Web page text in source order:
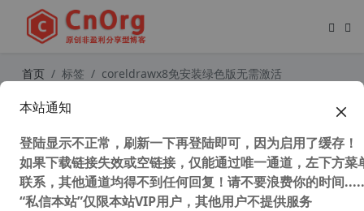
首页 标签 coreldrawx8免安装绿色版无需激活
久可用
本站通知
登陆显示不正常，刷新一下再登陆即可，因为启用了缓存！
如果下载链接失效或空链接，仅能通过唯一通道，左下方菜
联系，其他通道均得不到任何回复！请不要浪费你的时间
“私信本站”仅限本站VIP用户，其他用户不提供服务